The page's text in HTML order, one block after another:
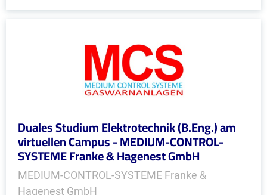
Duales Studium Elektrotechnik (B.Eng.) am
virtuellen Campus - MEDIUM-CONTROL-
SYSTEME Franke & Hagenest GmbH
MEDIUM-CONTROL-SYSTEME Franke &
Hagenest GmbH